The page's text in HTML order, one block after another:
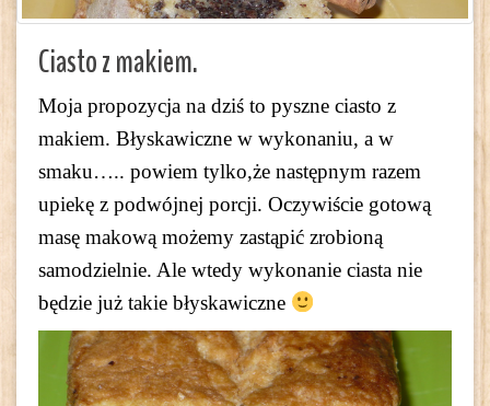
Ciasto z makiem.
Moja propozycja na dziś to pyszne ciasto z
makiem. Błyskawiczne w wykonaniu, a w
smaku….. powiem tylko,że następnym razem
upiekę z podwójnej porcji. Oczywiście gotową
masę makową możemy zastąpić zrobioną
samodzielnie. Ale wtedy wykonanie ciasta nie
będzie już takie błyskawiczne